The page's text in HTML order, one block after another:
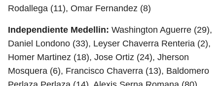
Rodallega (11), Omar Fernandez (8)
Independiente Medellin: Washington Aguerre (29),
Daniel Londono (33), Leyser Chaverra Renteria (2),
Homer Martinez (18), Jose Ortiz (24), Jherson
Mosquera (6), Francisco Chaverra (13), Baldomero